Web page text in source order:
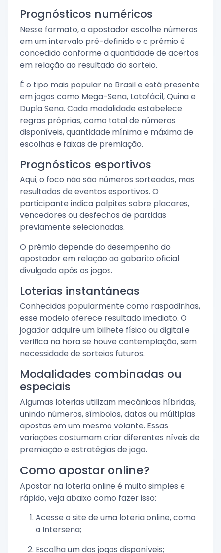
Prognósticos numéricos
Nesse formato, o apostador escolhe números
em um intervalo pré-definido e o prêmio é
concedido conforme a quantidade de acertos
em relação ao resultado do sorteio.
É o tipo mais popular no Brasil e está presente
em jogos como Mega-Sena, Lotofácil, Quina e
Dupla Sena. Cada modalidade estabelece
regras próprias, como total de números
disponíveis, quantidade mínima e máxima de
escolhas e faixas de premiação.
Prognósticos esportivos
Aqui, o foco não são números sorteados, mas
resultados de eventos esportivos. O
participante indica palpites sobre placares,
vencedores ou desfechos de partidas
previamente selecionadas.
O prêmio depende do desempenho do
apostador em relação ao gabarito oficial
divulgado após os jogos.
Loterias instantâneas
Conhecidas popularmente como raspadinhas,
esse modelo oferece resultado imediato. O
jogador adquire um bilhete físico ou digital e
verifica na hora se houve contemplação, sem
necessidade de sorteios futuros.
Modalidades combinadas ou
especiais
Algumas loterias utilizam mecânicas híbridas,
unindo números, símbolos, datas ou múltiplas
apostas em um mesmo volante. Essas
variações costumam criar diferentes níveis de
premiação e estratégias de jogo.
Como apostar online?
Apostar na loteria online é muito simples e
rápido, veja abaixo como fazer isso:
Acesse o site de uma loteria online, como
a Intersena;
Escolha um dos jogos disponíveis;